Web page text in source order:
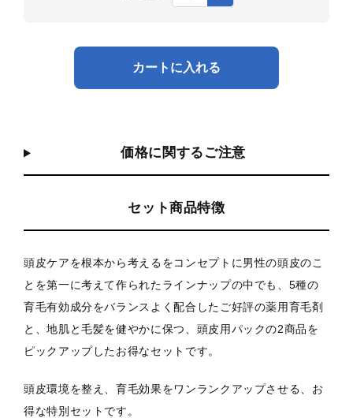
カートに入れる
価格に関するご注意
セット商品特徴
頭皮ケアを根本から考えるをコンセプトに男性の頭皮のこ
とを第一に考えて作られたラインナップの中でも、5種の
育毛有効成分をバランスよく配合したご好評の薬用育毛剤
と、地肌と毛髪を健やかに保つ、頭皮用パックの2商品を
ピックアップしたお得なセットです。
頭皮環境を整え、育毛効果をワンランクアップさせる、お
得な特別セットです。